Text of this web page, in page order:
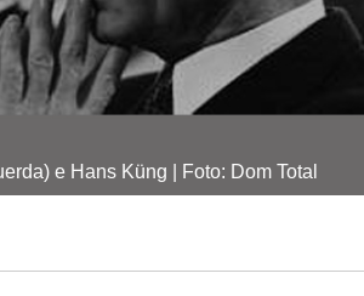
e Hans Küng | Foto: Dom Total